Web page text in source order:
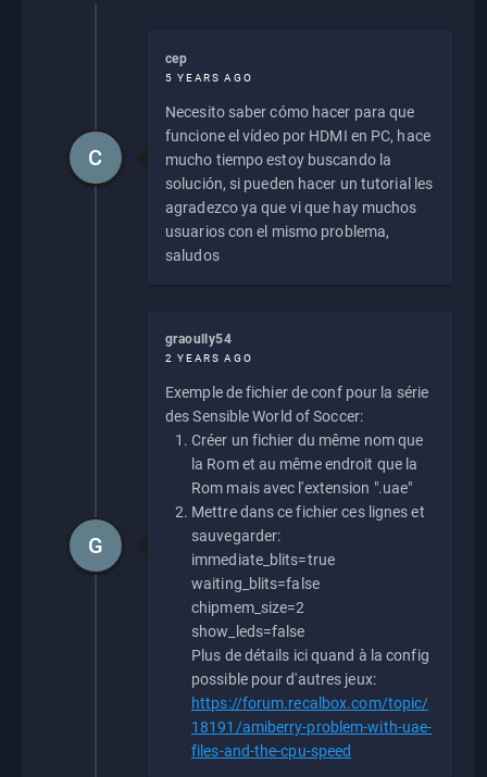
cep
5 YEARS AGO
Necesito saber cómo hacer para que
funcione el vídeo por HDMI en PC, hace
mucho tiempo estoy buscando la
solución, si pueden hacer un tutorial les
agradezco ya que vi que hay muchos
usuarios con el mismo problema,
saludos
C
graoully54
2 YEARS AGO
Exemple de fichier de conf pour la série
des Sensible World of Soccer:
Créer un fichier du même nom que
la Rom et au même endroit que la
Rom mais avec l'extension ".uae"
Mettre dans ce fichier ces lignes et
sauvegarder:
immediate_blits=true
waiting_blits=false
chipmem_size=2
show_leds=false
Plus de détails ici quand à la config
possible pour d'autres jeux:
https://forum.recalbox.com/topic/
18191/amiberry-problem-with-uae-
files-and-the-cpu-speed
G